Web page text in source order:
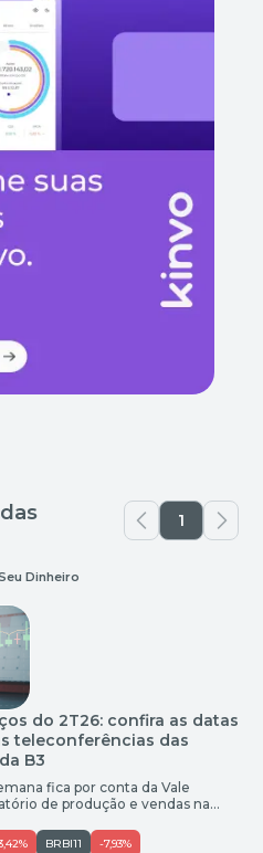
1
Dinheiro
do 2T26: confira as datas
teleconferências das
B3
fica por conta da Vale
de produção e vendas na
BRBI11 -7,93%